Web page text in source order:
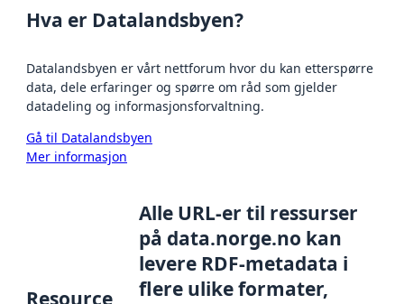
Hva er Datalandsbyen?
Datalandsbyen er vårt nettforum hvor du kan etterspørre
data, dele erfaringer og spørre om råd som gjelder
datadeling og informasjonsforvaltning.
Gå til Datalandsbyen
Mer informasjon
Resource
Alle URL-er til ressurser
på data.norge.no kan
levere RDF-metadata i
flere ulike formater,